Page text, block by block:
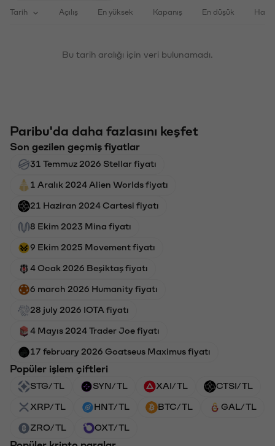
Tarih Açılış En yüksek Kapanış En düşük
Bu tarih aralığı için veri bulunamadı.
Paribu'da daha fazlasını keşfet
Son gezilen geçmiş fiyatlar
31 Temmuz 2026 Stellar fiyatı
1 Aralık 2024 Alien Worlds fiyatı
21 Haziran 2024 Cartesi fiyatı
8 Ekim 2023 Mina fiyatı
9 Ekim 2025 Movement fiyatı
4 Ocak 2026 Beşiktaş fiyatı
6 march 2026 Humanity fiyatı
28 july 2026 IOTA fiyatı
4 Mayıs 2024 Trader Joe fiyatı
17 february 2026 Goatseus Maximus fiyatı
Popüler işlem çiftleri
STG/TL SYN/TL XAI/TL CTSI/TL
XRP/TL HNT/TL BTC/TL GAL/TL
ZRO/TL OXT/TL
Popüler kripto paralar